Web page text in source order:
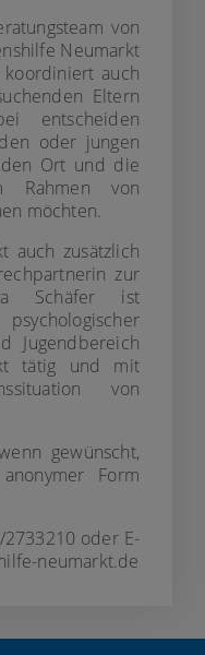
von
Neumarkt
koordiniert auch
Eltern
entscheiden
oder jungen
Ort und die
Rahmen von
möchten.
auch zusätzlich
zur
Schäfer ist
Jugendbereich
tätig und mit
von
gewünscht,
Form
oder E-
neumarkt.de